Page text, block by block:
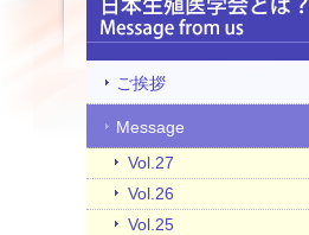
ご挨拶
Message
Vol.27
Vol.26
Vol.25